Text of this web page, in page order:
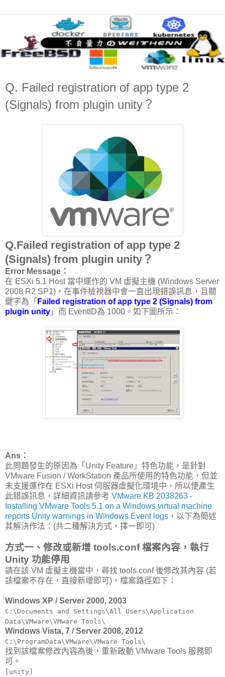
Q. Failed registration of app type 2
(Signals) from plugin unity？
Q.Failed registration of app type 2
(Signals) from plugin unity？
Error Message：
在 ESXi 5.1 Host 當中運作的 VM 虛擬主機 (Windows Server
2008 R2 SP1)，在事件檢視器中會一直出現錯誤訊息，且關
鍵字為「 Failed registration of app type 2 (Signals) from
plugin unity 」而 EventID為 1000。如下圖所示：
Ans：
此問題發生的原因為「Unity Feature」特色功能，是針對
VMware Fusion / WorkStation 產品所使用的特色功能，但並
未支援運作在 ESXi Host 伺服器虛擬化環境中，所以便產生
此錯誤訊息，詳細資訊請參考 VMware KB 2038263 -
Installing VMware Tools 5.1 on a Windows virtual machine
reports Unity warnings in Windows Event logs ，以下為簡述
其解決作法：(共二種解決方式，擇一即可)
方式一、修改或新增 tools.conf 檔案內容，執行
Unity 功能停用
請在該 VM 虛擬主機當中，尋找 tools.conf 後修改其內容 (若
該檔案不存在，直接新增即可)，檔案路徑如下：
Windows XP / Server 2000, 2003
C:\Documents and Settings\All Users\Application
Data\VMware\VMware Tools\
Windows Vista, 7 / Server 2008, 2012
C:\ProgramData\VMware\VMware Tools\
找到該檔案修改內容為後，重新啟動 VMware Tools 服務即
可。
[unity]